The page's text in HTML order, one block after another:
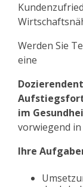
Werden Sie
eine
im
vorwiegend
Ihre